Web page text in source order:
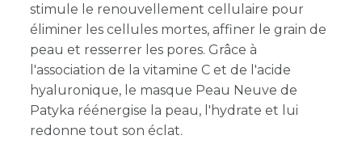
stimule le renouvellement cellulaire pour
éliminer les cellules mortes, affiner le grain de
peau et resserrer les pores. Grâce à
l'association de la vitamine C et de l'acide
hyaluronique, le masque Peau Neuve de
Patyka réénergise la peau, l'hydrate et lui
redonne tout son éclat.